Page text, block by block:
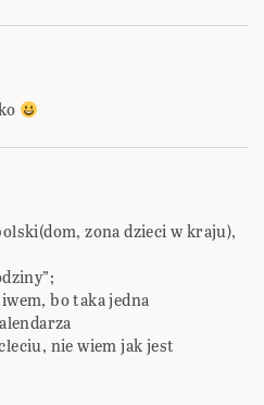
zona dzieci w kraju),
bo taka jedna
nie wiem jak jest